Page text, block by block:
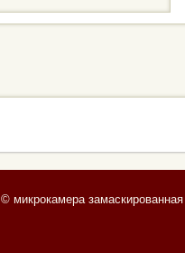
микрокамера